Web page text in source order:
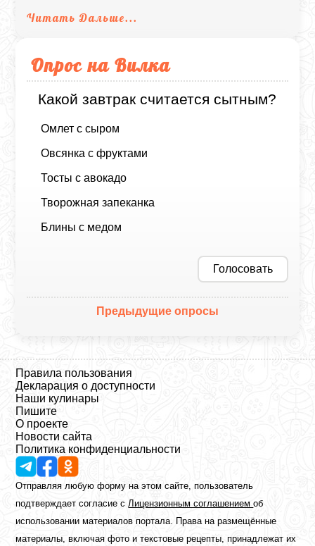
Читать Дальше...
Опрос на Вилка
Какой завтрак считается сытным?
Омлет с сыром
Овсянка с фруктами
Тосты с авокадо
Творожная запеканка
Блины с медом
Голосовать
Предыдущие опросы
Правила пользования
Декларация о доступности
Наши кулинары
Пишите
О проекте
Новости сайта
Политика конфиденциальности
Отправляя любую форму на этом сайте, пользователь
подтверждает согласие сЛицензионным соглашениемоб
использовании материалов портала. Права на размещённые
материалы, включая фото и текстовые рецепты, принадлежат их